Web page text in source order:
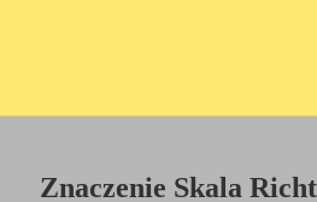
Znaczenie Skala